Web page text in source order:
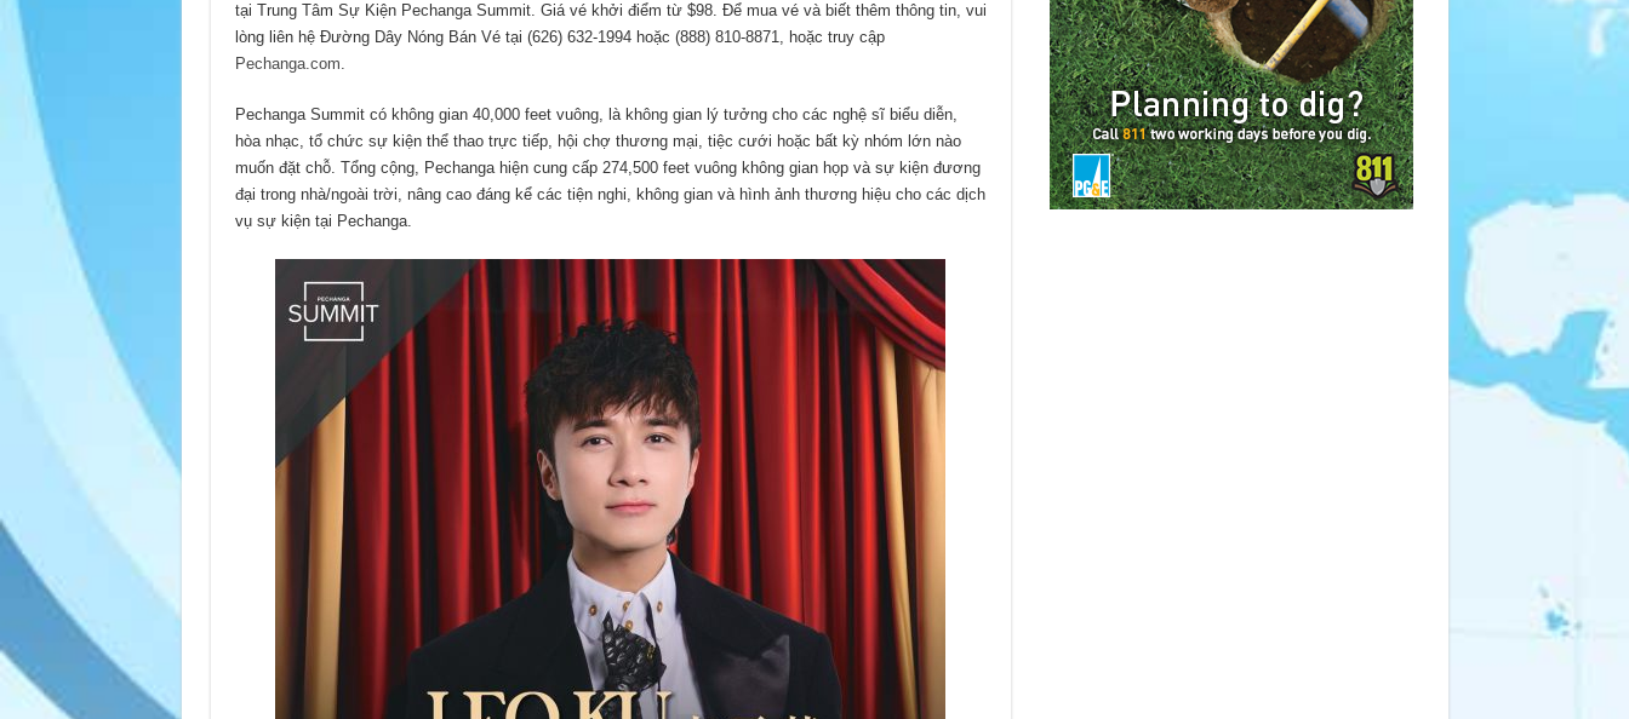
tại Trung Tâm Sự Kiện Pechanga Summit. Giá vé khởi điểm từ $98. Để mua vé và biết thêm thông tin, vui
lòng liên hệ Đường Dây Nóng Bán Vé tại (626) 632-1994 hoặc (888) 810-8871, hoặc truy cập
Pechanga.com.
Pechanga Summit có không gian 40,000 feet vuông, là không gian lý tưởng cho các nghệ sĩ biểu diễn,
hòa nhạc, tổ chức sự kiện thể thao trực tiếp, hội chợ thương mại, tiệc cưới hoặc bất kỳ nhóm lớn nào
muốn đặt chỗ. Tổng cộng, Pechanga hiện cung cấp 274,500 feet vuông không gian họp và sự kiện đương
đại trong nhà/ngoài trời, nâng cao đáng kể các tiện nghi, không gian và hình ảnh thương hiệu cho các dịch
vụ sự kiện tại Pechanga.